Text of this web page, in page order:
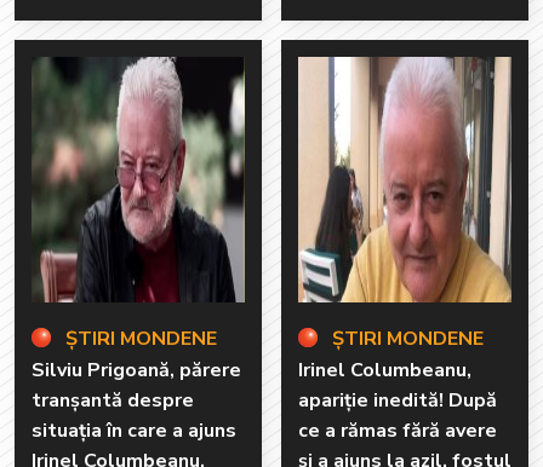
ȘTIRI MONDENE
Silviu Prigoană, părere
tranșantă despre
situația în care a ajuns
Irinel Columbeanu.
ȘTIRI MONDENE
Irinel Columbeanu,
apariție inedită! După
ce a rămas fără avere
și a ajuns la azil, fostul